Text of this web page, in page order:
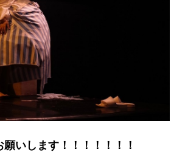
いします！！！！！！！